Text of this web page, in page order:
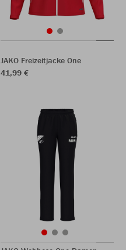
JAKO Freizeitjacke One
41,99 €